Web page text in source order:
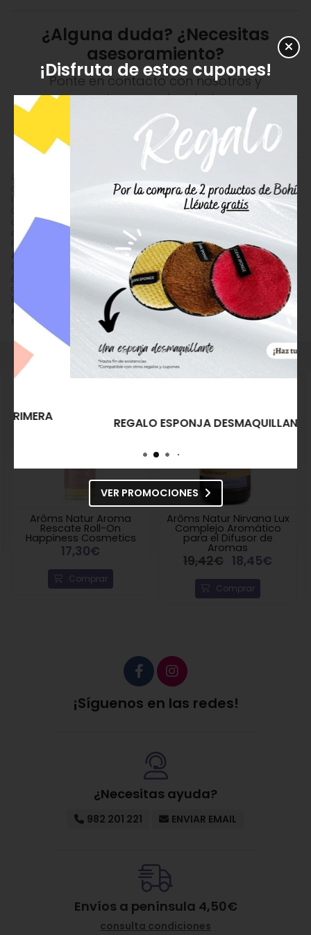
Arôms Natur Árbol de Té Aceite Esencial Bio. Protege y purifica tu piel
con el Aceite Esencial de Árbol de Té . Antimicrobiano, cicatrizante y
100% natural. Ideal para acné, hongos y heridas.
Arôms Natur Árbol de Té Aceite Esencial Biocon 5,00%
de descuento por
). Producto en stock, recogida
en tienda.
Precio, información, características e imágenes de Arôms Natur
Árbol de Té Aceite Esencial Bioreferencia AROMS60370, EAN
8413568016697, pertenece a las categoríasAceites Esenciales/
Cosmética Natural (236) yCremas Naturales(433) y
(188).
Encuentra productos relacionados y de similares características a
Arôms Natur Árbol de Té Aceite Esencial Bioen "Cosmética
Natural", "Aceites Esenciales/ Absolutos".
¿Alguna duda? ¿Necesitas
asesoramiento?
Ponte en contacto con nosotros y
resolveremos tus dudas.
982 201 221 ENVIAR EMAIL
Arôms Natur Aroma
Rescate Roll-On
Happiness Cosmetics
17,30€
Comprar
Arôms Natur Nirvana Lux
Complejo Aromático
para el Difusor de
Aromas
19,42€ 18,45€
Comprar
¡Síguenos en las redes!
¿Necesitas ayuda?
982 201 221 ENVIAR EMAIL
Envíos a península 4,50€
consulta condiciones
¡Disfruta de estos cupones!
REGALO ESPONJA DESMAQUILLANTE
VER PROMOCIONES